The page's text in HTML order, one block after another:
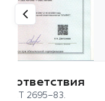
2695-83.